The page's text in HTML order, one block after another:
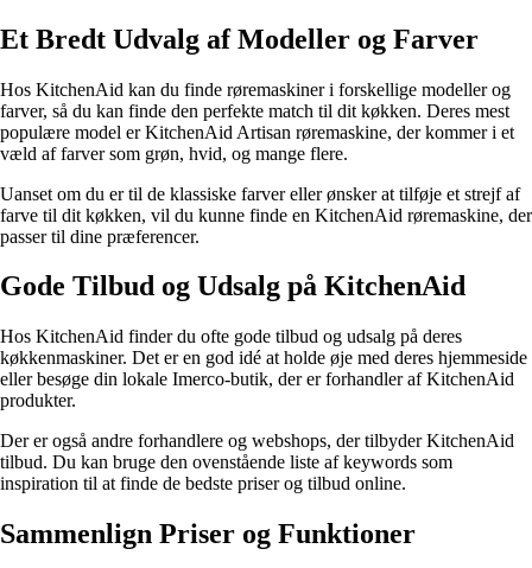
Et Bredt Udvalg af Modeller og Farver
Hos KitchenAid kan du finde røremaskiner i forskellige modeller og
farver, så du kan finde den perfekte match til dit køkken. Deres mest
populære model er KitchenAid Artisan røremaskine, der kommer i et
væld af farver som grøn, hvid, og mange flere.
Uanset om du er til de klassiske farver eller ønsker at tilføje et strejf af
farve til dit køkken, vil du kunne finde en KitchenAid røremaskine, der
passer til dine præferencer.
Gode Tilbud og Udsalg på KitchenAid
Hos KitchenAid finder du ofte gode tilbud og udsalg på deres
køkkenmaskiner. Det er en god idé at holde øje med deres hjemmeside
eller besøge din lokale Imerco-butik, der er forhandler af KitchenAid
produkter.
Der er også andre forhandlere og webshops, der tilbyder KitchenAid
tilbud. Du kan bruge den ovenstående liste af keywords som
inspiration til at finde de bedste priser og tilbud online.
Sammenlign Priser og Funktioner